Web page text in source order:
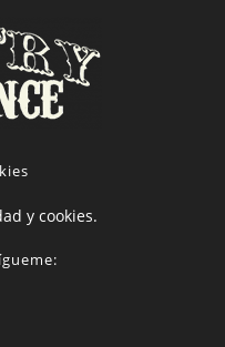
y cookies.